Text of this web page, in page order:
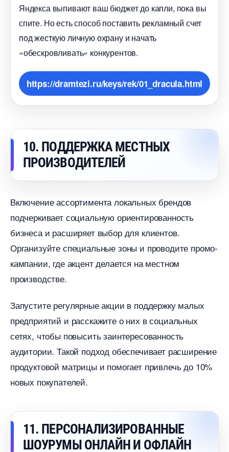
Яндекса выпивают ваш бюджет до капли, пока вы
спите. Но есть способ поставить рекламный счет
под жесткую личную охрану и начать
«обескровливать» конкурентов.
https://dramtezi.ru/keys/rek/01_dracula.html
10. ПОДДЕРЖКА МЕСТНЫХ
ПРОИЗВОДИТЕЛЕЙ
ключение ассортимента локальных брендо
подчеркивает социальную ориентированность
изнеса и расширяет выбор для клиентов.
Организуйте специальные зоны и проводите промо-
кампании, где акцент делается на местном
производстве.
Запустите регулярные акции в поддержку малых
предприятий и расскажите о них в социальных
сетях, чтобы повысить заинтересованность
аудитории. Такой подход обеспечивает расширение
продуктовой матрицы и помогает привлечь до 10%
новых покупателей.
11. ПЕРСОНАЛИЗИРОВАННЫЕ
ШОУРУМЫ ОНЛАЙН И ОФЛАЙН